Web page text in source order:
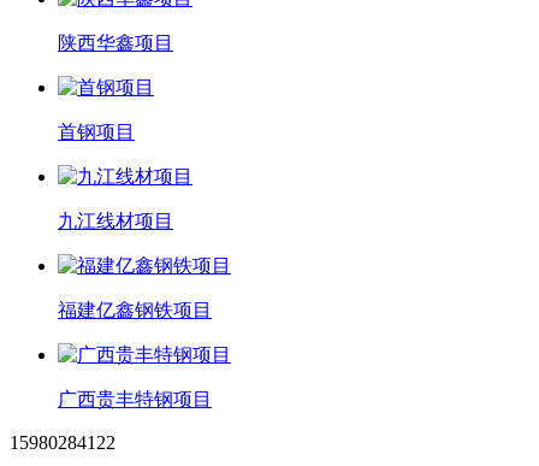
陕西华鑫项目
首钢项目
九江线材项目
福建亿鑫钢铁项目
广西贵丰特钢项目
15980284122